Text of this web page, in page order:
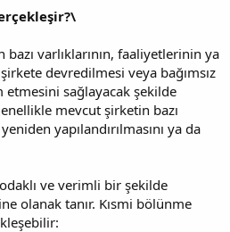
varlıklarının, faaliyetlerinin ya
devredilmesi veya bağımsız
sağlayacak şekilde
mevcut şirketin bazı
yapılandırılmasını ya da
ve verimli bir şekilde
olanak tanır. Kısmi bölünme